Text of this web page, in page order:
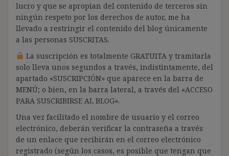
lucro y que se apropian del contenido de terceros sin
ningún respeto por los derechos de autor, me ha
llevado a restringir el contenido del blog únicamente
a las personas SUSCRITAS.
La suscripción es totalmente GRATUITA y tramitarla
solo lleva unos segundos a través, indistintamente, del
apartado «SUSCRIPCIÓN» que aparece en la barra de
MENÚ; o bien, en la barra lateral, a través del «ACCESO
PARA SUSCRIBIRSE AL BLOG».
Una vez facilitado el nombre de usuario y el correo
electrónico, deberán verificar la contraseña a través
de un enlace que recibirán en el correo electrónico
registrado (según los casos, es posible que tengan que